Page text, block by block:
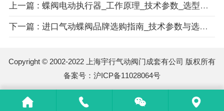
上一篇 : 蝶阀电动执行器_工作原理_技术参数_选型指南-专业百科
下一篇 : 进口气动蝶阀品牌选购指南_技术参数与选型要点
Copyright © 2002-2022 上海宇行气动阀门成套有公司 版权所有
备案号： 沪ICP备11028064号